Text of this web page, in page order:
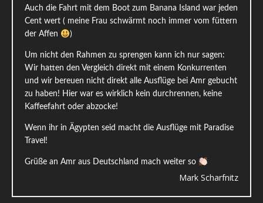
Auch die Fahrt mit dem Boot zum Banana Island war jeden
Cent wert ( meine Frau schwärmt noch immer vom füttern
der Affen
)
Um nicht den Rahmen zu sprengen kann ich nur sagen:
Wir hatten den Vergleich direkt mit einem Konkurrenten
und wir bereuen nicht direkt alle Ausflüge bei Amr gebucht
zu haben! Hier war es wirklich kein durchrennen, keine
Kaffeefahrt oder abzocke!
Wenn ihr in Ägypten seid macht die Ausflüge mit Paradise
Travel!
Grüße an Amr aus Deutschland mach weiter so
Mark Scharfnitz